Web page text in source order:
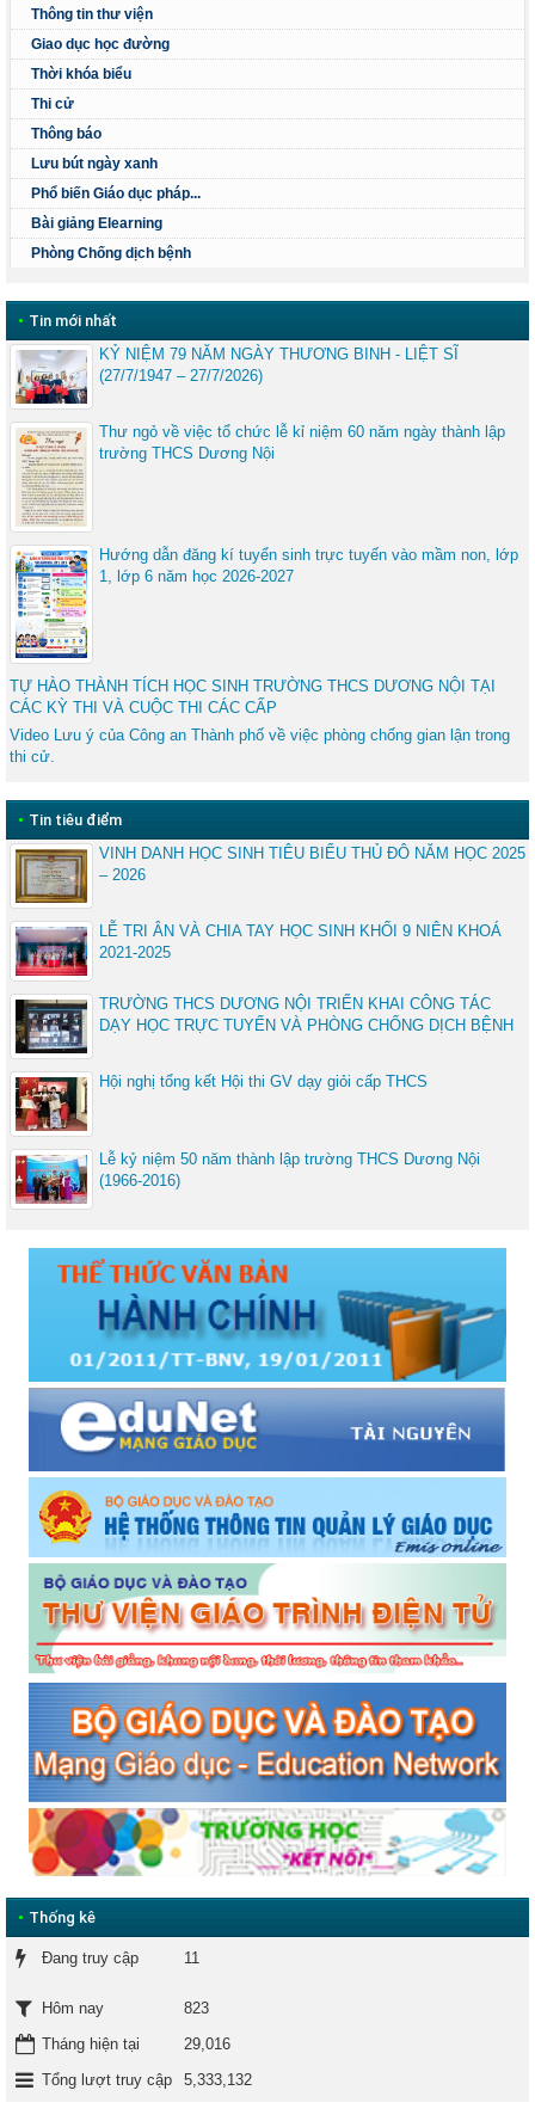
Thông tin thư viện
Giao dục học đường
Thời khóa biểu
Thi cử
Thông báo
Lưu bút ngày xanh
Phổ biến Giáo dục pháp...
Bài giảng Elearning
Phòng Chống dịch bệnh
• Tin mới nhất
KỶ NIỆM 79 NĂM NGÀY THƯƠNG BINH - LIỆT SĨ
(27/7/1947 – 27/7/2026)
Thư ngỏ về việc tổ chức lễ kỉ niệm 60 năm ngày thành lập
trường THCS Dương Nội
Hướng dẫn đăng kí tuyển sinh trực tuyến vào mầm non, lớp
1, lớp 6 năm học 2026-2027
TỰ HÀO THÀNH TÍCH HỌC SINH TRƯỜNG THCS DƯƠNG NỘI TẠI
CÁC KỲ THI VÀ CUỘC THI CÁC CẤP
Video Lưu ý của Công an Thành phố về việc phòng chống gian lận trong
thi cử.
• Tin tiêu điểm
VINH DANH HỌC SINH TIÊU BIỂU THỦ ĐÔ NĂM HỌC 2025
– 2026
LỄ TRI ÂN VÀ CHIA TAY HỌC SINH KHỐI 9 NIÊN KHOÁ
2021-2025
TRƯỜNG THCS DƯƠNG NỘI TRIỂN KHAI CÔNG TÁC
DẠY HỌC TRỰC TUYẾN VÀ PHÒNG CHỐNG DỊCH BỆNH
Hội nghị tổng kết Hội thi GV dạy giỏi cấp THCS
Lễ kỷ niệm 50 năm thành lập trường THCS Dương Nội
(1966-2016)
• Thống kê
Đang truy cập 11
Hôm nay
823
Tháng hiện tại
29,016
Tổng lượt truy cập
5,333,132